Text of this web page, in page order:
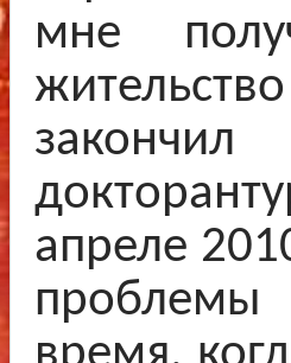
мне
апреле